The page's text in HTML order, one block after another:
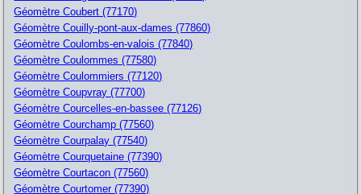
Géomètre Coubert (77170)
Géomètre Couilly-pont-aux-dames (77860)
Géomètre Coulombs-en-valois (77840)
Géomètre Coulommes (77580)
Géomètre Coulommiers (77120)
Géomètre Coupvray (77700)
Géomètre Courcelles-en-bassee (77126)
Géomètre Courchamp (77560)
Géomètre Courpalay (77540)
Géomètre Courquetaine (77390)
Géomètre Courtacon (77560)
Géomètre Courtomer (77390)